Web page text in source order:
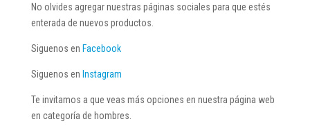
No olvides agregar nuestras páginas sociales para que estés
enterada de nuevos productos.
Siguenos en Facebook
Siguenos en Instagram
Te invitamos a que veas más opciones en nuestra página web
en categoría de hombres.